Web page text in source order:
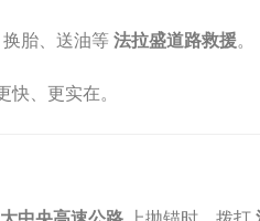
胎、送油等 法拉盛道路救援。
、更实在。